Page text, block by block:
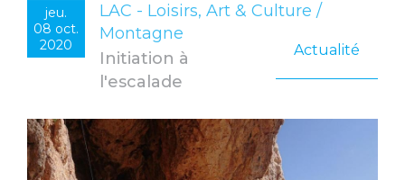
jeu.
08 oct.
2020
LAC - Loisirs, Art & Culture /
Montagne
Actualité
Initiation à
l'escalade